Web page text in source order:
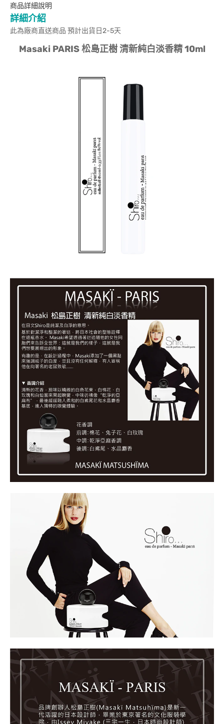
商品詳細說明
詳細介紹
此為廠商直送商品 預計出貨日2-5天
Masaki PARIS 松島正樹 清新純白淡香精 10ml